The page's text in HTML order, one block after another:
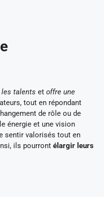
talents et offre une
tout en répondant
de rôle ou de
énergie et une vision
sentir valorisés tout en
ils pourront élargir leurs